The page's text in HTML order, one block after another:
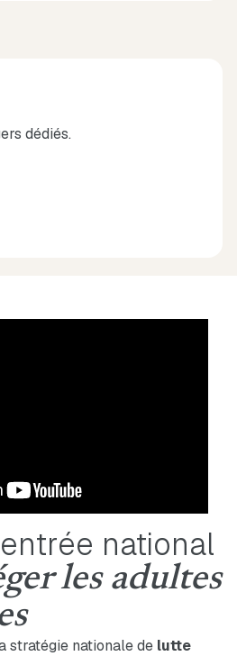
dédiés.
national
les adultes
stratégie nationale de lutte